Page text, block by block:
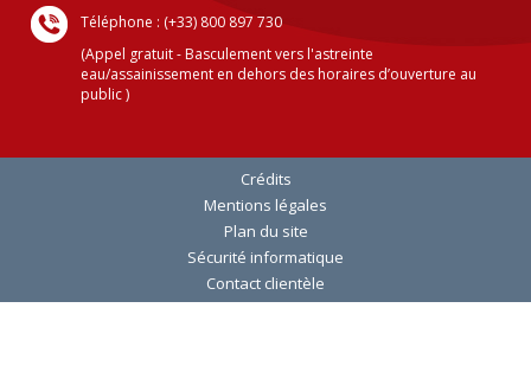
Téléphone : (+33) 800 897 730
(Appel gratuit - Basculement vers l'astreinte
eau/assainissement en dehors des horaires d’ouverture au
public )
Crédits
Mentions légales
Plan du site
Sécurité informatique
Contact clientèle